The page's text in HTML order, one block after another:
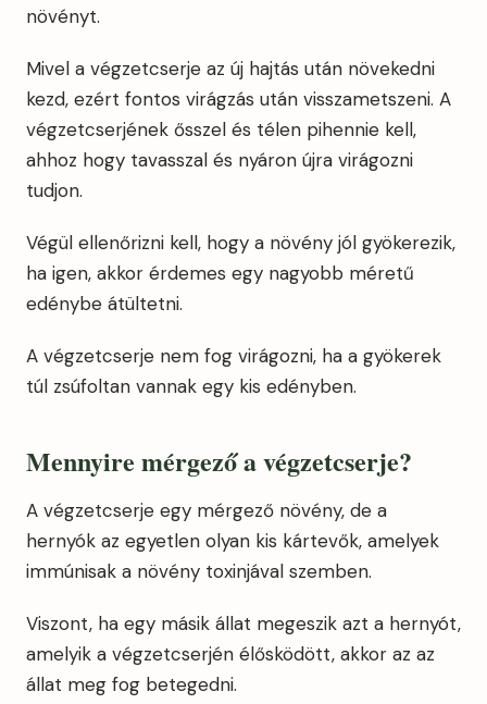
növényt.
Mivel a végzetcserje az új hajtás után növekedni
kezd, ezért fontos virágzás után visszametszeni. A
végzetcserjének ősszel és télen pihennie kell,
ahhoz hogy tavasszal és nyáron újra virágozni
tudjon.
Végül ellenőrizni kell, hogy a növény jól gyökerezik,
ha igen, akkor érdemes egy nagyobb méretű
edénybe átültetni.
A végzetcserje nem fog virágozni, ha a gyökerek
túl zsúfoltan vannak egy kis edényben.
Mennyire mérgező a végzetcserje?
A végzetcserje egy mérgező növény, de a
hernyók az egyetlen olyan kis kártevők, amelyek
immúnisak a növény toxinjával szemben.
Viszont, ha egy másik állat megeszik azt a hernyót,
amelyik a végzetcserjén élősködött, akkor az az
állat meg fog betegedni.